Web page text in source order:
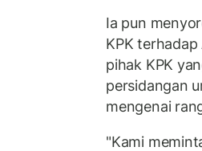
Ia pun
KPK
pihak KPK
persidangan
mengenai
"Kami